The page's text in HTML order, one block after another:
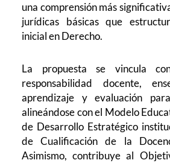
una comprensión más
jurídicas básicas que
inicial en Derecho.
La propuesta se vincula
responsabilidad docente,
aprendizaje y evaluación
alineándose con el Modelo
de Desarrollo Estratégico
de Cualificación de la
Asimismo, contribuye al